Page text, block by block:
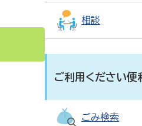
相談
ご利用ください便
ごみ検索